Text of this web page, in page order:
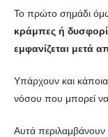
Το πρώτο σημάδι
κράμπες ή
εμφανίζεται μετά
Υπάρχουν και
νόσου που μπορεί
Αυτά περιλαμβάνουν